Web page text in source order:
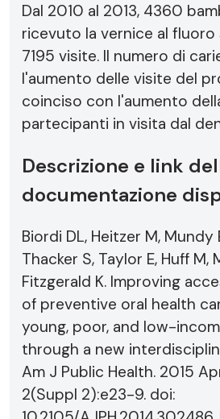
Dal 2010 al 2013, 4360
ricevuto la vernice al
7195 visite. Il numero di
l'aumento delle visite del
coinciso con l'aumento
partecipanti in visita dal
Descrizione e link
documentazione
Biordi DL, Heitzer M, Mundy
Thacker S, Taylor E, Huff M,
Fitzgerald K. Improving
of preventive oral health
young, poor, and low-
through a new
Am J Public Health. 2015
2(Suppl 2):e23-9. doi: